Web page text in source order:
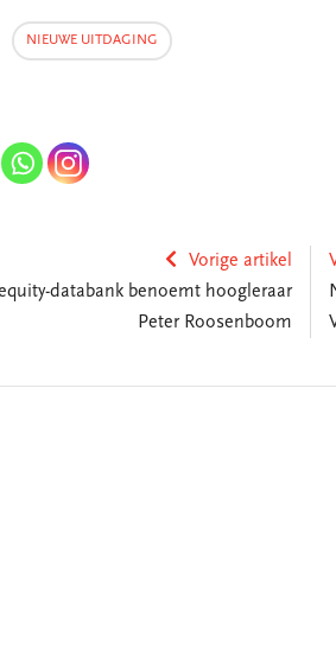
NIEUWE UITDAGING
Vorige artikel
databank benoemt hoogleraar
Peter Roosenboom